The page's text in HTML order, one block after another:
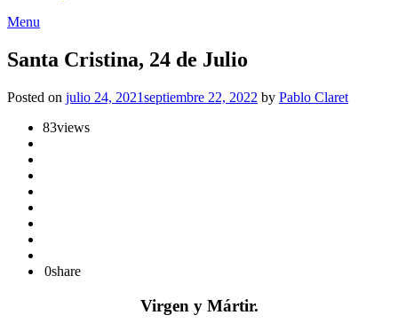
Menu
Santa Cristina, 24 de Julio
Posted on julio 24, 2021septiembre 22, 2022 by Pablo Claret
83views
0share
Virgen y Mártir.